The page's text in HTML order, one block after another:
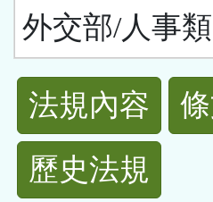
外交部/人事類
法
規
功
法規內容
歷史法規